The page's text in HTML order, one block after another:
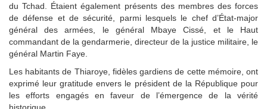
du Tchad. Étaient également présents des membres des forces
de défense et de sécurité, parmi lesquels le chef d’État-major
général des armées, le général Mbaye Cissé, et le Haut
commandant de la gendarmerie, directeur de la justice militaire, le
général Martin Faye.
Les habitants de Thiaroye, fidèles gardiens de cette mémoire, ont
exprimé leur gratitude envers le président de la République pour
les efforts engagés en faveur de l’émergence de la vérité